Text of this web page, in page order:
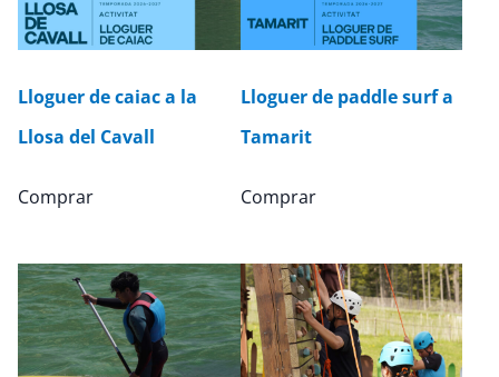
Lloguer de caiac a la
Llosa del Cavall
Comprar
Lloguer de paddle surf a
Tamarit
Comprar